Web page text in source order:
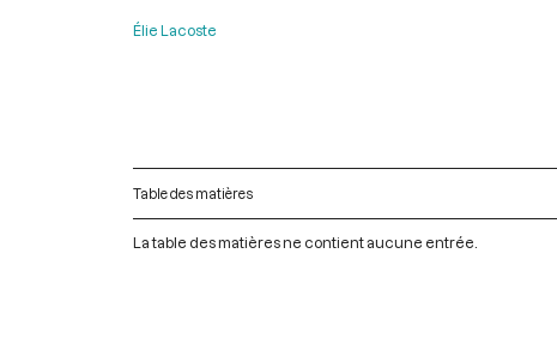
Élie Lacoste
Table des matières
La table des matières ne contient aucune entrée.